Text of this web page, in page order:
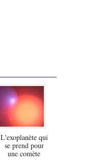
L'exoplanète qui
se prend pour
une comète